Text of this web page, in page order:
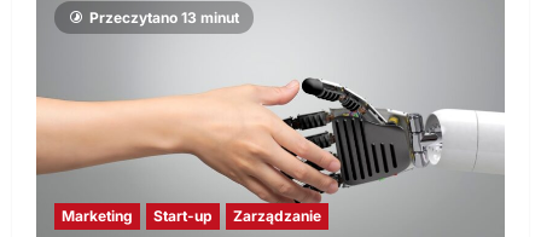
Przeczytano 13 minut
Marketing Start-up Zarządzanie